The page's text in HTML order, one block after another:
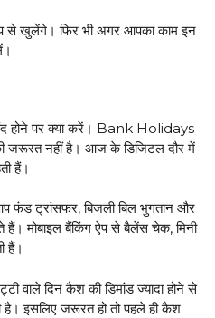
रूप से खुलेंगे। फिर भी अगर आपका काम इन
होने पर क्या करें। Bank Holidays
जरूरत नहीं है। आज के डिजिटल दौर में
हैं।
ट्रांसफर, बिजली बिल भुगतान और
मोबाइल बैंकिंग ऐप से बैलेंस चेक, मिनी
हैं।
वाले दिन कैश की डिमांड ज्यादा होने से
इसलिए जरूरत हो तो पहले ही कैश